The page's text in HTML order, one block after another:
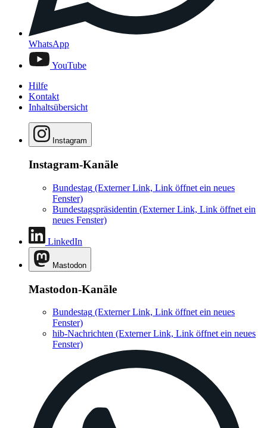
WhatsApp
YouTube
Hilfe
Kontakt
Inhaltsübersicht
Instagram
Instagram-Kanäle
Bundestag (Externer Link, Link öffnet ein neues
Fenster)
Bundestagspräsidentin (Externer Link, Link öffnet ein
neues Fenster)
LinkedIn
Mastodon
Mastodon-Kanäle
Bundestag (Externer Link, Link öffnet ein neues
Fenster)
hib-Nachrichten (Externer Link, Link öffnet ein neues
Fenster)